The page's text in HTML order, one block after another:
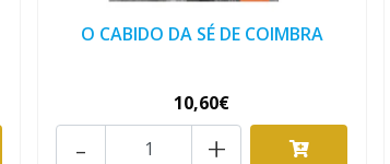
O CABIDO DA SÉ DE COIMBRA
10,60€
+
-